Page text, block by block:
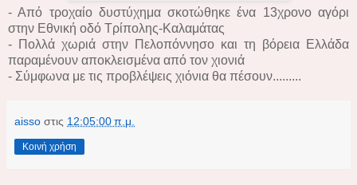
- Από τροχαίο δυστύχημα σκοτώθηκε ένα 13χρονο αγόρι
στην Εθνική οδό Τρίπολης-Καλαμάτας
- Πολλά χωριά στην Πελοπόννησο και τη βόρεια Ελλάδα
παραμένουν αποκλεισμένα από τον χιονιά
- Σύμφωνα με τις προβλέψεις χιόνια θα πέσουν.........
aisso στις 12:05:00 π.μ.
Κοινή χρήση